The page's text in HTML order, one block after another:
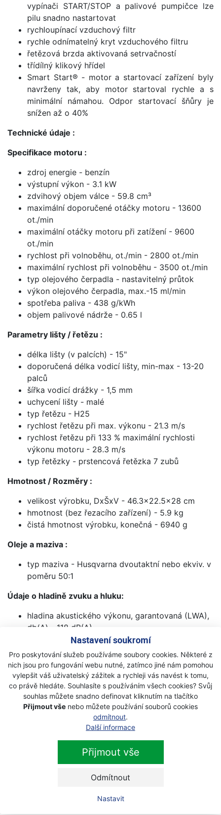
Nastavení soukromí
Pro poskytování služeb používáme soubory cookies. Některé z
nich jsou pro fungování webu nutné, zatímco jiné nám pomohou
vylepšit váš uživatelský zážitek a rychleji vás navést k tomu,
co právě hledáte. Souhlasíte s používáním všech cookies? Svůj
souhlas můžete snadno definovat kliknutím na tlačítko
Přijmout vše nebo můžete používání souborů cookies
odmítnout.
Další informace
Přijmout vše
Odmítnout
Nastavit
vypínači START/STOP a palivové pumpičce lze
pilu snadno nastartovat
rychloupínací vzduchový filtr
rychle odnímatelný kryt vzduchového filtru
řetězová brzda aktivovaná setrvačností
třídílný klikový hřídel
Smart Start® - motor a startovací zařízení byly
navrženy tak, aby motor startoval rychle a s
minimální námahou. Odpor startovací šňůry je
snížen až o 40%
Technické údaje :
Specifikace motoru :
zdroj energie - benzín
výstupní výkon - 3.1 kW
zdvihový objem válce - 59.8 cm³
maximální doporučené otáčky motoru - 13600
ot./min
maximální otáčky motoru při zatížení - 9600
ot./min
rychlost při volnoběhu, ot./min - 2800 ot./min
maximální rychlost při volnoběhu - 3500 ot./min
typ olejového čerpadla - nastavitelný průtok
výkon olejového čerpadla, max.-15 ml/min
spotřeba paliva - 438 g/kWh
objem palivové nádrže - 0.65 l
Parametry lišty / řetězu :
délka lišty (v palcích) - 15"
doporučená délka vodicí lišty, min-max - 13-20
palců
šířka vodicí drážky - 1,5 mm
uchycení lišty - malé
typ řetězu - H25
rychlost řetězu při max. výkonu - 21.3 m/s
rychlost řetězu při 133 % maximální rychlosti
výkonu motoru - 28.3 m/s
typ řetězky - prstencová řetězka 7 zubů
Hmotnost / Rozměry :
velikost výrobku, DxŠxV - 46.3x22.5x28 cm
hmotnost (bez řezacího zařízení) - 5.9 kg
čistá hmotnost výrobku, konečná - 6940 g
Oleje a maziva :
typ maziva - Husqvarna dvoutaktní nebo ekviv. v
poměru 50:1
Údaje o hladině zvuku a hluku:
hladina akustického výkonu, garantovaná (LWA),
db(A) - 118 dB(A)
hladina akustického výkonu, měřená dB(A) - 116
dB(A)
hladina akustického tlaku u ucha obsluhy, db(A) -
106 dB(A)
Údaje o vibracích :
ekvivalentní hladina vibrací (ahv, eq) přední
rukojeti - 3.2 m/s²
ekvivalentní hladina vibrací (ahv, eq) zadní
rukojeti - 5.0 m/s²